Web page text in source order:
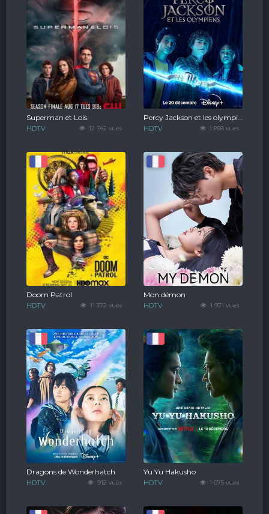
12 742 vues
Superman et Lois
HDTV 1 858 vues
Percy Jackson et les olympiens
HDTV
11 372 vues
Doom Patrol
HDTV 1 971 vues
Mon démon
HDTV
912 vues
Dragons de Wonderhatch
HDTV 1 075 vues
Yu Yu Hakusho
HDTV